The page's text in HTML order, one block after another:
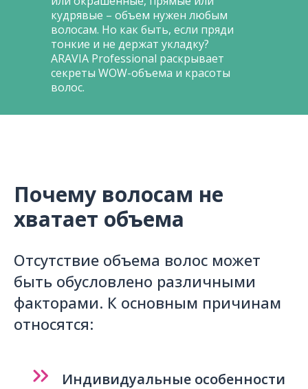
кудрявые – объем нужен любым
волосам. Но как быть, если пряди
тонкие и не держат укладку?
ARAVIA Professional раскрывает
секреты WOW-объема и красоты
волос.
Почему волосам не
хватает объема
Отсутствие объема волос может
быть обусловлено различными
факторами. К основным причинам
относятся:
Индивидуальные особенности